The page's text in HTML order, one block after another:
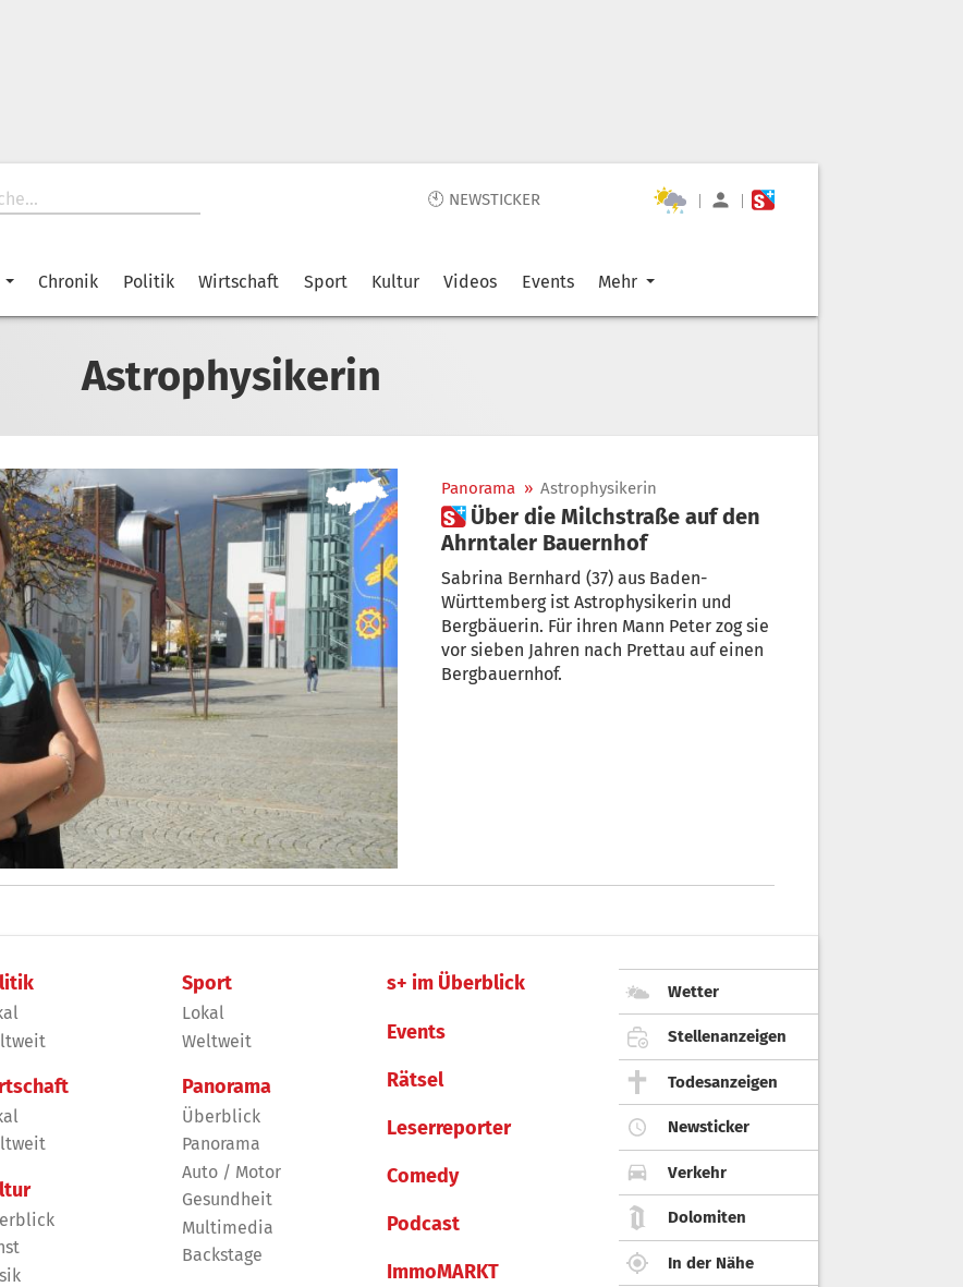
🕙 NEWSTICKER | |
Chronik Politik Wirtschaft Sport Kultur Videos Events Mehr
Astrophysikerin
Panorama » Astrophysikerin
 Über die Milchstraße auf den
Ahrntaler Bauernhof
Sabrina Bernhard (37) aus Baden-
Württemberg ist Astrophysikerin und
Bergbäuerin. Für ihren Mann Peter zog sie
vor sieben Jahren nach Prettau auf einen
Bergbauernhof.
Sport
Lokal
Weltweit
Panorama
Überblick
Panorama
Auto / Motor
Gesundheit
Multimedia
Backstage
s+ im Überblick
Events
Rätsel
Leserreporter
Comedy
Podcast
ImmoMARKT
Wetter
Stellenanzeigen
Todesanzeigen
Newsticker
Verkehr
Dolomiten
In der Nähe